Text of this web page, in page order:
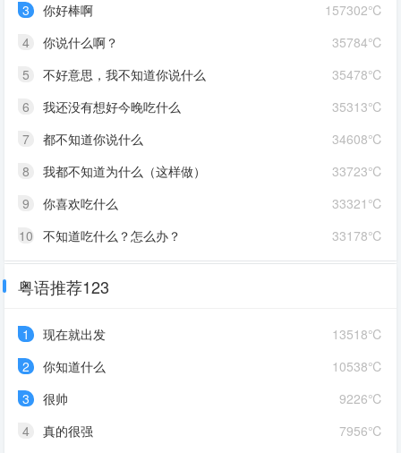
157302℃
3
你好棒啊
35784℃
4
你说什么啊？
35478℃
5
不好意思，我不知道你说什么
35313℃
6
我还没有想好今晚吃什么
34608℃
7
都不知道你说什么
33723℃
8
我都不知道为什么（这样做）
33321℃
9
你喜欢吃什么
33178℃
10 不知道吃什么？怎么办？
粤语推荐123
13518℃
1
现在就出发
10538℃
2
你知道什么
9226℃
3
很帅
7956℃
4
真的很强